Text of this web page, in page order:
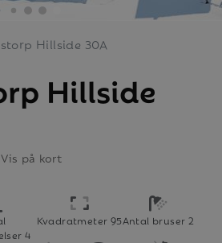
Hillside 30A
Hillside
på kort
4
Kvadratmeter 95Antal bruser 2